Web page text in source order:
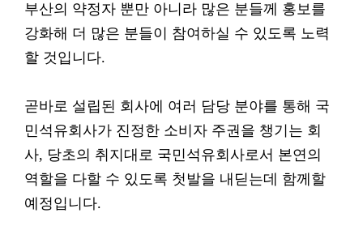
부산의 약정자 뿐만 아니라 많은 분들께 홍보를
강화해 더 많은 분들이 참여하실 수 있도록 노력
할 것입니다.
곧바로 설립된 회사에 여러 담당 분야를 통해 국
민석유회사가 진정한 소비자 주권을 챙기는 회
사, 당초의 취지대로 국민석유회사로서 본연의
역할을 다할 수 있도록 첫발을 내딛는데 함께할
예정입니다.